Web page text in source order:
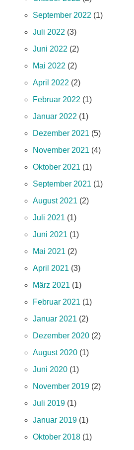
September 2022 (1)
Juli 2022 (3)
Juni 2022 (2)
Mai 2022 (2)
April 2022 (2)
Februar 2022 (1)
Januar 2022 (1)
Dezember 2021 (5)
November 2021 (4)
Oktober 2021 (1)
September 2021 (1)
August 2021 (2)
Juli 2021 (1)
Juni 2021 (1)
Mai 2021 (2)
April 2021 (3)
März 2021 (1)
Februar 2021 (1)
Januar 2021 (2)
Dezember 2020 (2)
August 2020 (1)
Juni 2020 (1)
November 2019 (2)
Juli 2019 (1)
Januar 2019 (1)
Oktober 2018 (1)